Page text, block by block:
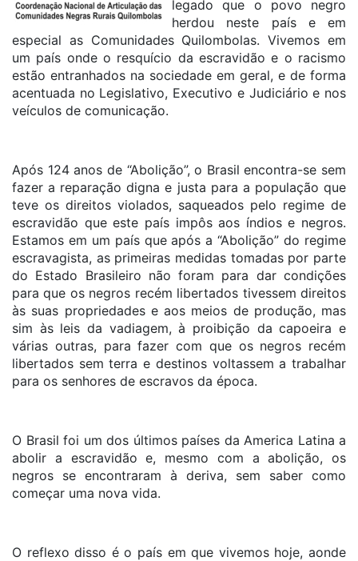
legado que o povo negro
herdou neste país e em
especial as Comunidades Quilombolas. Vivemos em
um país onde o resquício da escravidão e o racismo
estão entranhados na sociedade em geral, e de forma
acentuada no Legislativo, Executivo e Judiciário e nos
veículos de comunicação.
Após 124 anos de “Abolição”, o Brasil encontra-se sem
fazer a reparação digna e justa para a população que
teve os direitos violados, saqueados pelo regime de
escravidão que este país impôs aos índios e negros.
Estamos em um país que após a “Abolição” do regime
escravagista, as primeiras medidas tomadas por parte
do Estado Brasileiro não foram para dar condições
para que os negros recém libertados tivessem direitos
às suas propriedades e aos meios de produção, mas
sim às leis da vadiagem, à proibição da capoeira e
várias outras, para fazer com que os negros recém
libertados sem terra e destinos voltassem a trabalhar
para os senhores de escravos da época.
O Brasil foi um dos últimos países da America Latina a
abolir a escravidão e, mesmo com a abolição, os
negros se encontraram à deriva, sem saber como
começar uma nova vida.
O reflexo disso é o país em que vivemos hoje, aonde